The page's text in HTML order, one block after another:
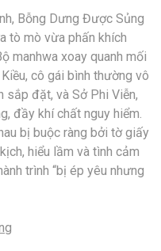
Bỗng Dưng Được Sủng
tò mò vừa phấn khích
manhwa xoay quanh mối
cô gái bình thường vô
sắp đặt, và Sở Phi Viễn,
đầy khí chất nguy hiểm.
bị buộc ràng bởi tờ giấy
hiểu lầm và tình cảm
trình “bị ép yêu nhưng